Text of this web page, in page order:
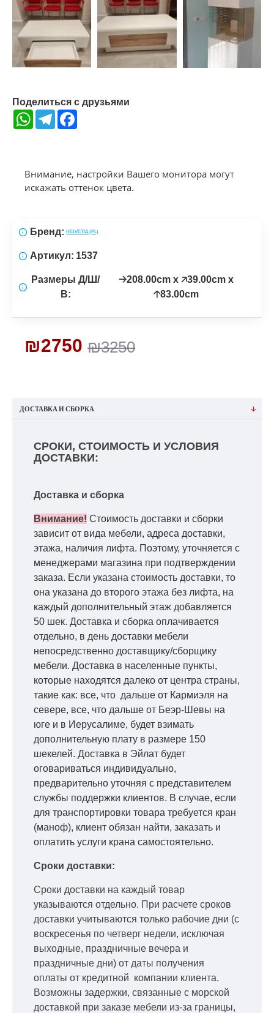
Поделиться с друзьями
WhatsAppTelegram
Внимание, настройки Вашего монитора могут
искажать оттенок цвета.
₪3250
₪2750
Бренд: HELVETIA (PL)
Артикул: 1537
Размеры Д/Ш/
В:
🡢208.00cm x 🡥39.00cm x
🡡83.00cm
ДОСТАВКА И СБОРКА
СРОКИ, СТОИМОСТЬ И УСЛОВИЯ
ДОСТАВКИ:
Доставка и сборка
Внимание! Стоимость доставки и сборки
зависит от вида мебели, адреса доставки,
этажа, наличия лифта. Поэтому, уточняется с
менеджерами магазина при подтверждении
заказа. Если указана стоимость доставки, то
она указана до второго этажа без лифта, на
каждый дополнительный этаж добавляется
50 шек. Доставка и сборка оплачивается
отдельно, в день доставки мебели
непосредственно доставщику/сборщику
мебели. Доставка в населенные пункты,
которые находятся далеко от центра страны,
такие как: все, что дальше от Кармиэля на
севере, все, что дальше от Беэр-Шевы на
юге и в Иерусалиме, будет взимать
дополнительную плату в размере 150
шекелей. Доставка в Эйлат будет
оговариваться индивидуально,
предварительно уточняя с представителем
службы поддержки клиентов. В случае, если
для транспортировки товара требуется кран
(маноф), клиент обязан найти, заказать и
оплатить услуги крана самостоятельно.
Сроки доставки:
Сроки доставки на каждый товар
указываются отдельно. При расчете сроков
доставки учитываются только рабочие дни (с
воскресенья по четверг недели, исключая
выходные, праздничные вечера и
праздничные дни) от даты получения
оплаты от кредитной компании клиента.
Возможны задержки, связанные с морской
доставкой при заказе мебели из-за границы,